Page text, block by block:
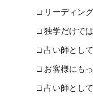
□ リーディン
□ 独学だけで
□ 占い師とし
□ お客様にも
□ 占い師とし